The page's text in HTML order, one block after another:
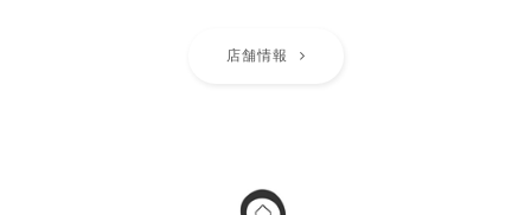
店舗情報